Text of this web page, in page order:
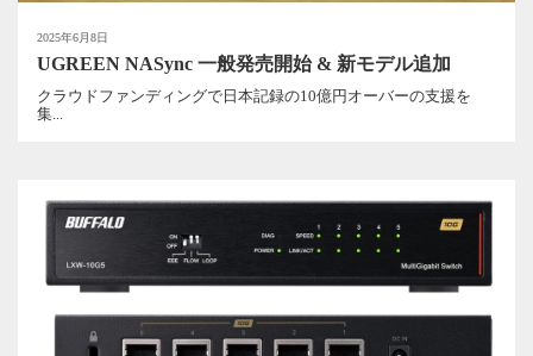
2025年6月8日
UGREEN NASync 一般発売開始 & 新モデル追加
クラウドファンディングで日本記録の10億円オーバーの支援を
集...